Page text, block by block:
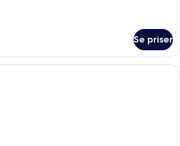
Se priser
Ett lyxigt sovrum med en